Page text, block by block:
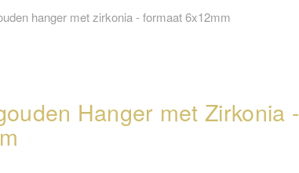
hanger met zirkonia - formaat 6x12mm
Hanger met Zirkonia -